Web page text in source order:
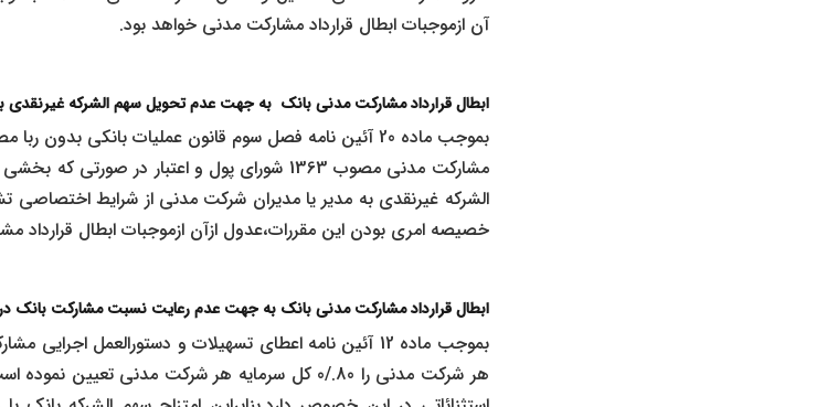
آن ازموجبات ابطال قرارداد مشارکت مدنی خواهد بود.
ابطال قرارداد مشارکت مدنی بانک به جهت عدمتحویل سهم الشرکه غیرنقدی
مشارکت مدنی مصوب 1363 شورای پول و اعتبار در
الشرکه غیرنقدی به مدیر یا مدیران شرکت مدنی از شرایط
خصیصه امری بودن این مقررات،عدول ازآن ازموجبات ابطال قرارداد
ابطال قرارداد مشارکت مدنی بانک به جهت عدمرعایت نسبت مشارکت بانک
هر شرکت مدنی را 80./0 کل سرمایه هر شرکت مدنی